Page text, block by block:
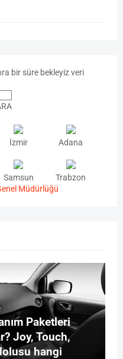
bir süre bekleyiz veri
İzmir Adana
Samsun
Trabzon
Müdürlüğü
Paketleri
Joy, Touch,
hangi